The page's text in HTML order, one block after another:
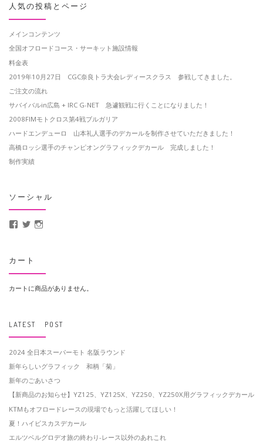
人気の投稿とページ
メインコンテンツ
全国オフロードコース・サーキット施設情報
料金表
2019年10月27日 CGC奈良トラ大会レディースクラス 参戦してきました。
ご注文の流れ
サバイバルin広島 + IRC G-NET 急遽観戦に行くことになりました！
2008FIMモトクロス第4戦ブルガリア
ハードエンデューロ 山本礼人選手のデカールを制作させていただきました！
高橋ロッシ選手のチャンピオングラフィックデカール 完成しました！
制作実績
ソーシャル
MotoCrusader さんのプロフィールを Facebook で表示
@MotoCrusader さんのプロフィールを Twitter で表示
カート
カートに商品がありません。
LATEST POST
2024 全日本スーパーモト 名阪ラウンド
新年らしいグラフィック 和柄「菊」
新年のごあいさつ
【新商品のお知らせ】YZ125、YZ125X、YZ250、YZ250X用グラフィックデカール
KTMもオフロードレースの現場でもっと活躍してほしい！
夏！ハイビスカスデカール
エルツベルグロデオ旅の終わり-レース以外のあれこれ